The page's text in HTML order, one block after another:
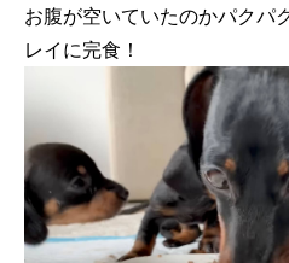
お腹が空いていたのかパクパ
レイに完食！